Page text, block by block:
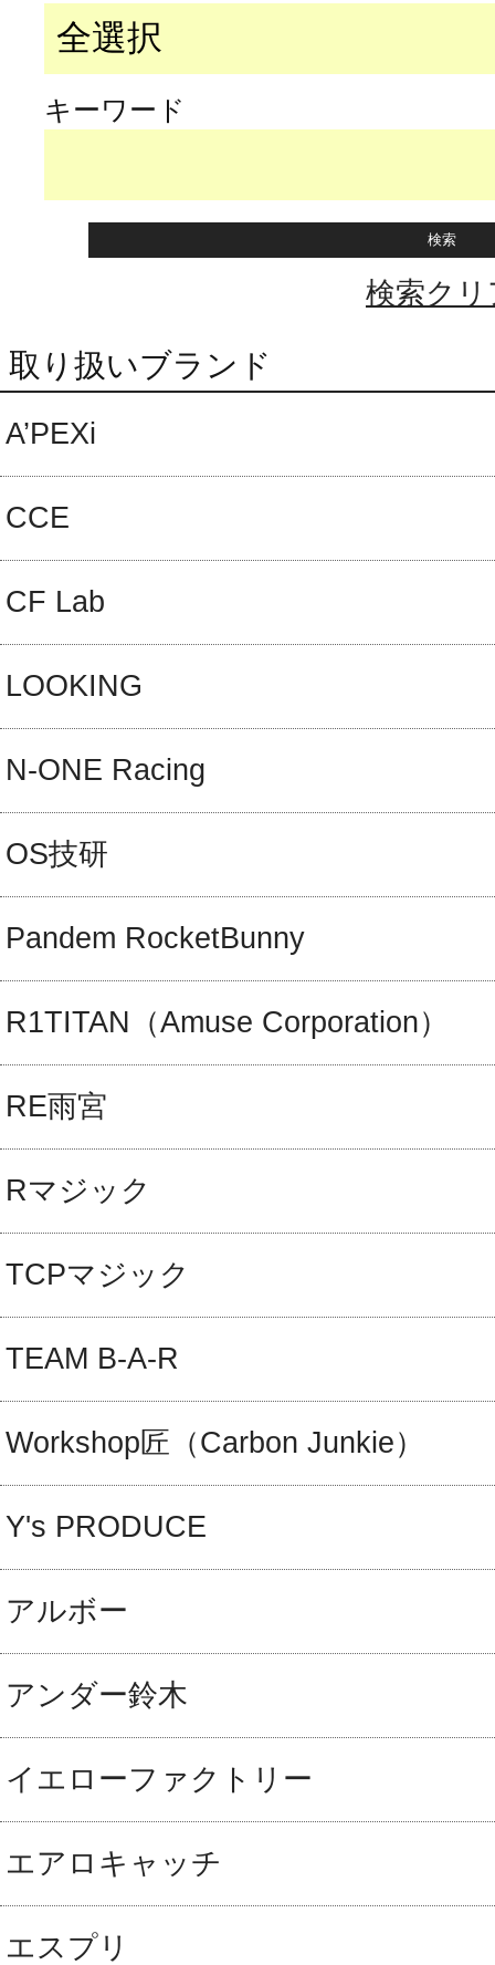
キーワード
検索クリ
取り扱いブランド
A’PEXi
CCE
CF Lab
LOOKING
N-ONE Racing
OS技研
Pandem RocketBunny
R1TITAN（Amuse Corporation）
RE雨宮
Rマジック
TCPマジック
TEAM B-A-R
Workshop匠（Carbon Junkie）
Y's PRODUCE
アルボー
アンダー鈴木
イエローファクトリー
エアロキャッチ
エスプリ